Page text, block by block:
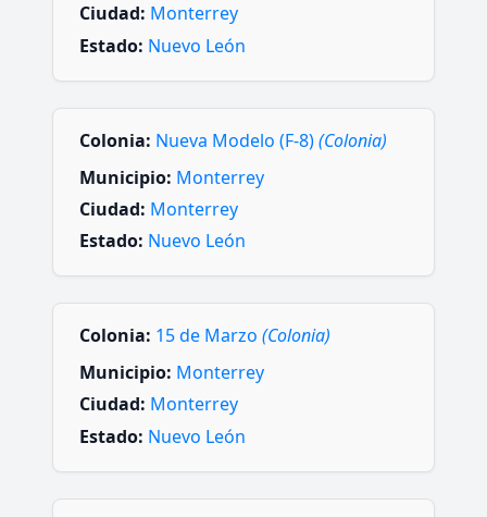
Ciudad: Monterrey
Estado: Nuevo León
Colonia: Nueva Modelo (F-8)(Colonia)
Municipio: Monterrey
Ciudad: Monterrey
Estado: Nuevo León
Colonia: 15 de Marzo (Colonia)
Municipio: Monterrey
Ciudad: Monterrey
Estado: Nuevo León